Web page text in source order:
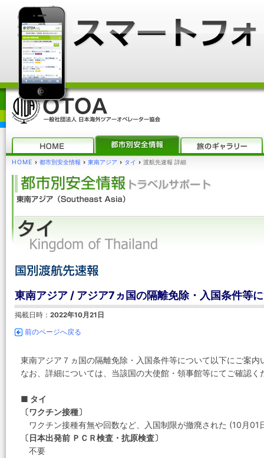
HOME › 都市別安全情報 › 東南アジア › タイ › 渡航先速報 詳細
東南アジア / アジア7ヵ国の隔離免除・入国条件等
掲載日時： 2022年10月21日
前のページへ戻る
東南アジア７ヵ国の隔離免除・入国条件等について以下にご案内
なお、詳細については、当該国の大使館・領事館等にてご確認く
■ タイ
〔ワクチン接種〕
ワクチン接種有無や回数など、入国制限が撤廃された (10月01
〔日本出発前 ＰＣＲ検査・抗原検査〕
不要